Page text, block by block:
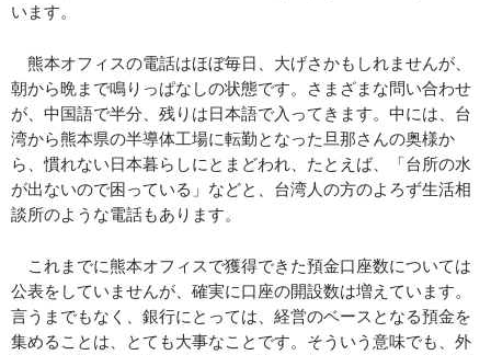
います。
熊本オフィスの電話はほぼ毎日、大げさかもしれませんが、
朝から晩まで鳴りっぱなしの状態です。さまざまな問い合わせ
が、中国語で半分、残りは日本語で入ってきます。中には、台
湾から熊本県の半導体工場に転勤となった旦那さんの奥様か
ら、慣れない日本暮らしにとまどわれ、たとえば、「台所の水
が出ないので困っている」などと、台湾人の方のよろず生活相
談所のような電話もあります。
これまでに熊本オフィスで獲得できた預金口座数については
公表をしていませんが、確実に口座の開設数は増えています。
言うまでもなく、銀行にとっては、経営のベースとなる預金を
集めることは、とても大事なことです。そういう意味でも、外